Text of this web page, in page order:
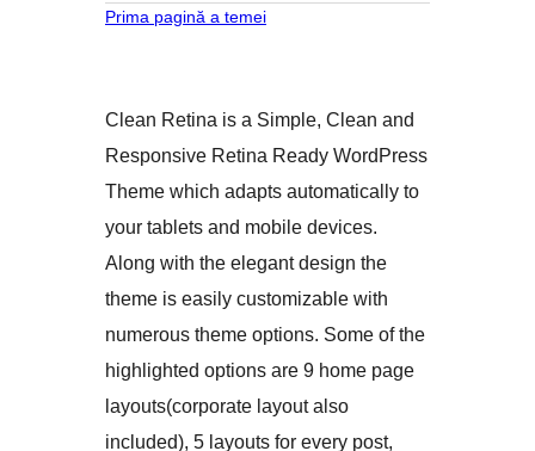
Prima pagină a temei
Clean Retina is a Simple, Clean and
Responsive Retina Ready WordPress
Theme which adapts automatically to
your tablets and mobile devices.
Along with the elegant design the
theme is easily customizable with
numerous theme options. Some of the
highlighted options are 9 home page
layouts(corporate layout also
included), 5 layouts for every post,